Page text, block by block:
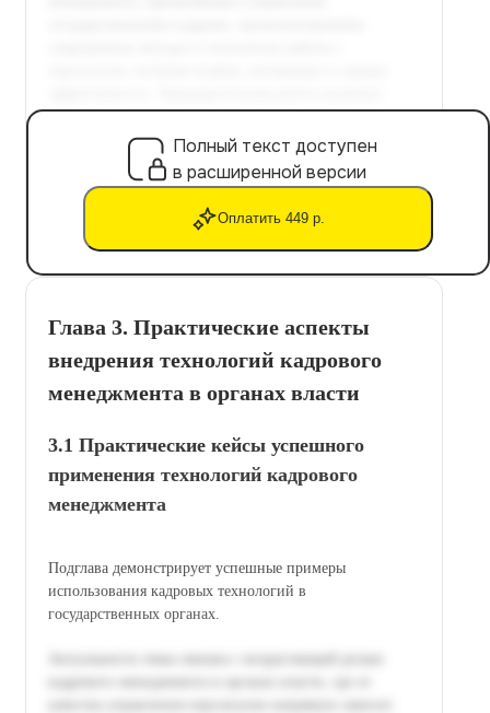
Полный текст доступен
в расширенной версии
Оплатить 449 р.
Глава 3. Практические аспекты
внедрения технологий кадрового
менеджмента в органах власти
3.1 Практические кейсы успешного
применения технологий кадрового
менеджмента
Подглавa демонстрирует успешные примеры
использования кадровых технологий в
государственных органах.